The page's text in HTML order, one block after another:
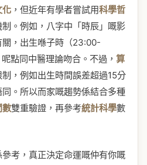
化 ，但近年有學者嘗試用科學哲
。例如，八字中「時辰」嘅影
，出生喺子時（23:00-
點同中醫理論吻合。不過， 算
制，例如出生時間誤差超過15分
。所以而家嘅趨勢係結合多種
數雙重驗證，再參考統計科學數
考，真正決定命運嘅仲有你嘅